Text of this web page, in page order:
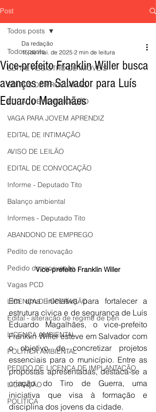
Post
Todos posts
EDITAL REGISTRO DE IMÓVEIS
EDITAIS DE PROCLAMAS
EDITAL DE NOTIFICAÇÃO
VAGA PARA JOVEM APRENDIZ
EDITAL DE INTIMAÇÃO
AVISO DE LEILÃO
EDITAL DE CONVOCAÇÃO
Informe - Deputado Tito
Balanço ambiental
Informes - Deputado Tito
ABANDONO DE EMPREGO
Pedito de renovação
Pedido de renovação
Vagas PCD
LICENÇA DE OPERAÇÃO
Edital - alteração de regime de ben
LICENÇA AMBIENTAL
POLÍTICA AMBIENTAL
PEDIDO DE LICENÇA DE IMPLANTAÇÃO
LICITAÇÃO
POLÍTICA
Todos posts
Vice-prefeito Franklin Willer busca
avanços em Salvador para Luís
Eduardo Magalhães
Da redação
15 de mai. de 2025 2 min de leitura
Vice-prefeito Franklin Willer
Em uma iniciativa para fortalecer a
estrutura cívica e de segurança de Luís
Eduardo Magalhães, o vice-prefeito
Franklin Willer esteve em Salvador com
o objetivo de concretizar projetos
essenciais para o município. Entre as
propostas apresentadas, destaca-se a
criação do Tiro de Guerra, uma
iniciativa que visa à formação e
disciplina dos jovens da cidade.